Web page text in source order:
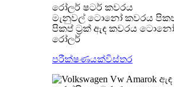
රෝලර් ෂටර් කවරය
මැනුවල් ටොනෝ කවරය
පිකප් ට්‍රක් ඇඳ කවරය
රෝලර්
පරීක්ෂණයක්විස්තර